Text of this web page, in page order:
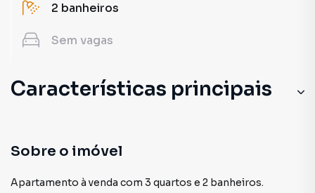
2 banheiros
Sem vagas
Características principais
Sobre o imóvel
Apartamento à venda com 3 quartos e 2 banheiros.